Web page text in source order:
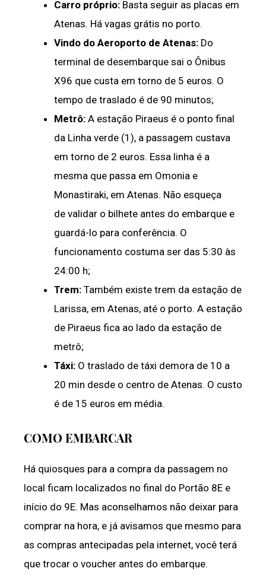
Carro próprio: Basta seguir as placas em
Atenas. Há vagas grátis no porto.
Vindo do Aeroporto de Atenas: Do
terminal de desembarque sai o Ônibus
X96 que custa em torno de 5 euros. O
tempo de traslado é de 90 minutos;
Metrô: A estação Piraeus é o ponto final
da Linha verde (1), a passagem custava
em torno de 2 euros. Essa linha é a
mesma que passa em Omonia e
Monastiraki, em Atenas. Não esqueça
de validar o bilhete antes do embarque e
guardá-lo para conferência. O
funcionamento costuma ser das 5:30 às
24:00 h;
Trem: Também existe trem da estação de
Larissa, em Atenas, até o porto. A estação
de Piraeus fica ao lado da estação de
metrô;
Táxi: O traslado de táxi demora de 10 a
20 min desde o centro de Atenas. O custo
é de 15 euros em média.
COMO EMBARCAR
Há quiosques para a compra da passagem no
local ficam localizados no final do Portão 8E e
início do 9E. Mas aconselhamos não deixar para
comprar na hora, e já avisamos que mesmo para
as compras antecipadas pela internet, você terá
que trocar o voucher antes do embarque.